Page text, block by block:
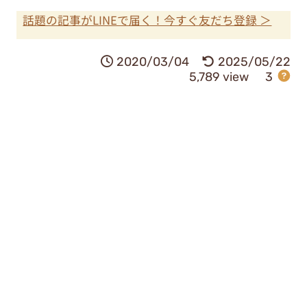
話題の記事がLINEで届く！今すぐ友だち登録 ＞
2020/03/04
2025/05/22
5,789 view
3